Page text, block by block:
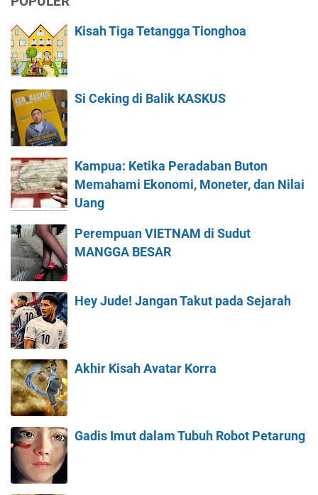
Kisah Tiga Tetangga Tionghoa
Si Ceking di Balik KASKUS
Kampua: Ketika Peradaban Buton
Memahami Ekonomi, Moneter, dan Nilai
Uang
Perempuan VIETNAM di Sudut
MANGGA BESAR
Hey Jude! Jangan Takut pada Sejarah
Akhir Kisah Avatar Korra
Gadis Imut dalam Tubuh Robot Petarung